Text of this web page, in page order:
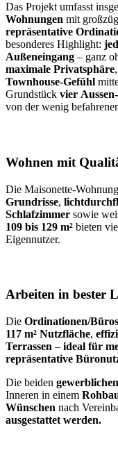
Das Projekt umfasst
Wohnungen mit
repräsentative
besonderes Highlight:
Außeneingang – ganz
maximale Privatsphäre,
Townhouse-Gefühl
Grundstück vier
von der wenig
Wohnen mit
Die Maisonette-
Grundrisse,
Schlafzimmer sowie
109 bis 129 m² bieten
Eigennutzer.
Arbeiten in bester
Die Ordinationen/Büros
117 m² Nutzfläche,
Terrassen – ideal für
repräsentative
Die beiden
Inneren in einem
Wünschen nach
ausgestattet werden.